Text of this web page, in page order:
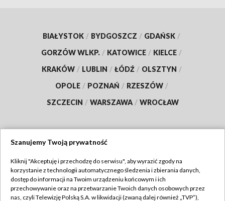
BIAŁYSTOK / BYDGOSZCZ / GDAŃSK /
GORZÓW WLKP. / KATOWICE / KIELCE /
KRAKÓW / LUBLIN / ŁÓDŹ / OLSZTYN /
OPOLE / POZNAŃ / RZESZÓW /
SZCZECIN / WARSZAWA / WROCŁAW
TVP
Abonament TVP
Regulamin TVP
Szanujemy Twoją prywatność
Kliknij "Akceptuję i przechodzę do serwisu", aby wyrazić zgody na
korzystanie z technologii automatycznego śledzenia i zbierania danych,
dostęp do informacji na Twoim urządzeniu końcowym i ich
przechowywanie oraz na przetwarzanie Twoich danych osobowych przez
nas, czyli Telewizję Polską S.A. w likwidacji (zwaną dalej również „TVP”),